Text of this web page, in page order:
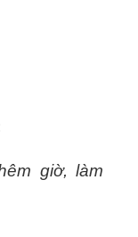
giờ, làm